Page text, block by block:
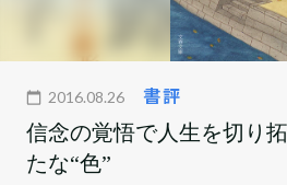
2016.08.26 書評
信念の覚悟で人生を切り
たな“色”